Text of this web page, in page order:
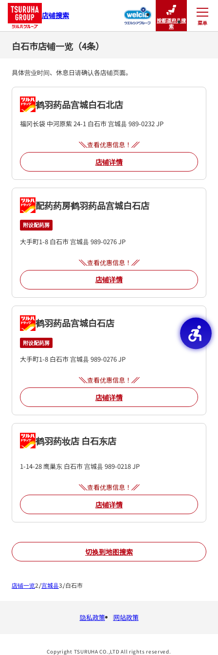
店铺搜索
按都道府县搜
索
菜单
关闭
白石市店铺一览（4条）
具体营业时间、休息日请确认各店铺页面。
鹤羽药品宫城白石北店
福冈长袋 中河原紫 24-1 白石市宫城县989-0232JP
查看优惠信息！
店铺详情
配药药房鹤羽药品宫城白石店
附设配药房
大手町1-8 白石市宫城县989-0276JP
查看优惠信息！
店铺详情
鹤羽药品宫城白石店
附设配药房
大手町1-8 白石市宫城县989-0276JP
查看优惠信息！
店铺详情
鹤羽药妆店 白石东店
1-14-28鹰巢东 白石市宫城县989-0218JP
查看优惠信息！
店铺详情
切换到地图搜索
店铺一览 宫城县 白石市
隐私政策 网站政策
Copyright TSURUHA CO.,LTD All rights reserved.